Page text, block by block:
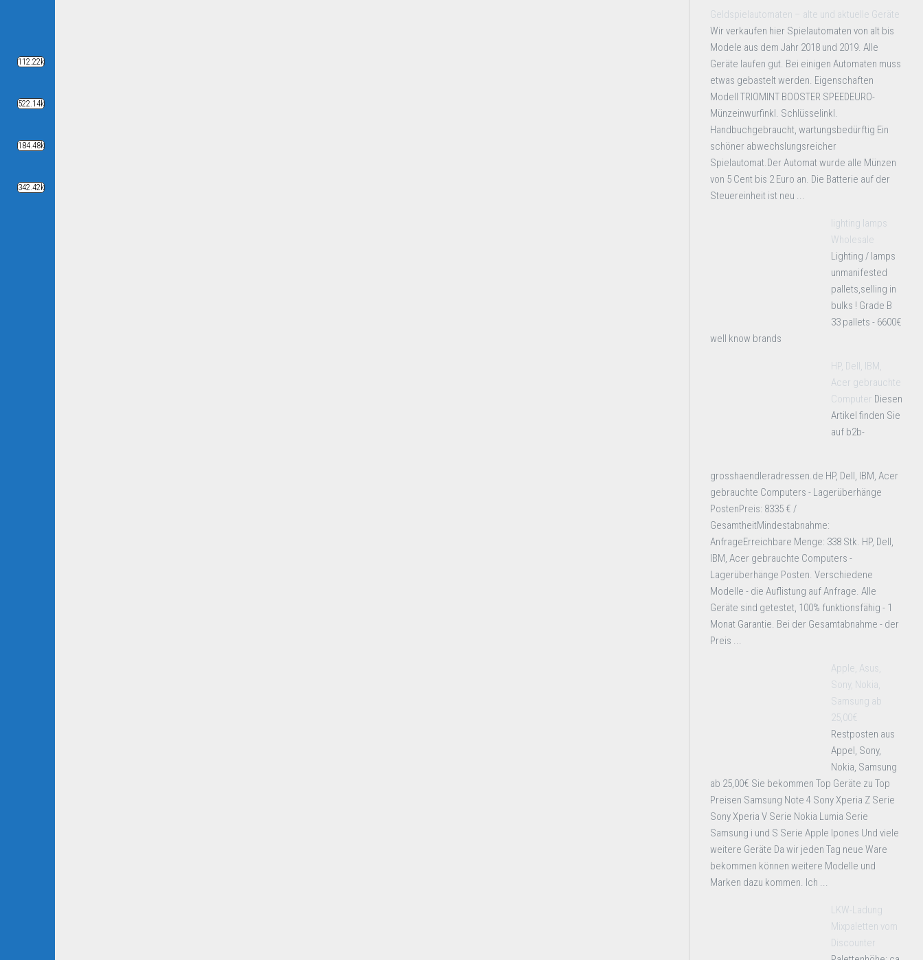
Geldspielautomaten – alte und aktuelle Geräte
Wir verkaufen hier Spielautomaten von alt bis
Modele aus dem Jahr 2018 und 2019. Alle
Geräte laufen gut. Bei einigen Automaten muss
etwas gebastelt werden. Eigenschaften
Modell TRIOMINT BOOSTER SPEEDEURO-
Münzeinwurfinkl. Schlüsselinkl.
Handbuchgebraucht, wartungsbedürftig Ein
schöner abwechslungsreicher
Spielautomat.Der Automat wurde alle Münzen
von 5 Cent bis 2 Euro an. Die Batterie auf der
Steuereinheit ist neu ...
lighting lamps
Wholesale
Lighting / lamps
unmanifested
pallets,selling in
bulks ! Grade B
33 pallets - 6600€
well know brands
HP, Dell, IBM,
Acer gebrauchte
Computer Diesen
Artikel finden Sie
auf b2b-
grosshaendleradressen.de HP, Dell, IBM, Acer
gebrauchte Computers - Lagerüberhänge
PostenPreis: 8335 € /
GesamtheitMindestabnahme:
AnfrageErreichbare Menge: 338 Stk. HP, Dell,
IBM, Acer gebrauchte Computers -
Lagerüberhänge Posten. Verschiedene
Modelle - die Auflistung auf Anfrage. Alle
Geräte sind getestet, 100% funktionsfähig - 1
Monat Garantie. Bei der Gesamtabnahme - der
Preis ...
Apple, Asus,
Sony, Nokia,
Samsung ab
25,00€
Restposten aus
Appel, Sony,
Nokia, Samsung
ab 25,00€ Sie bekommen Top Geräte zu Top
Preisen Samsung Note 4 Sony Xperia Z Serie
Sony Xperia V Serie Nokia Lumia Serie
Samsung i und S Serie Apple Ipones Und viele
weitere Geräte Da wir jeden Tag neue Ware
bekommen können weitere Modelle und
Marken dazu kommen. Ich ...
LKW-Ladung
Mixpaletten vom
Discounter
112.22k
522.14k
184.48k
342.42k